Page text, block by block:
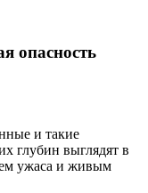
опасность
и такие
глубин выглядят в
ужаса и живым